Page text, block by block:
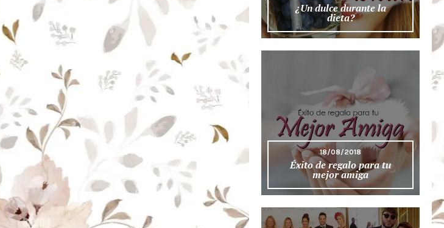
¿Un dulce durante la
dieta?
18/08/2018
Éxito de regalo para tu
mejor amiga